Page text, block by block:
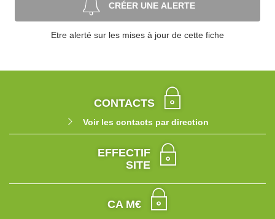
CRÉER UNE ALERTE
Etre alerté sur les mises à jour de cette fiche
CONTACTS
Voir les contacts par direction
EFFECTIF
SITE
CA M€